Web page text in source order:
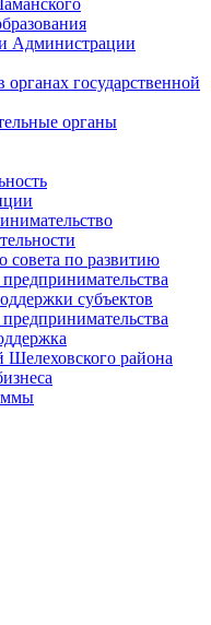
Администрации
государственной
органы
совета по развитию
субъектов
Шелеховского района